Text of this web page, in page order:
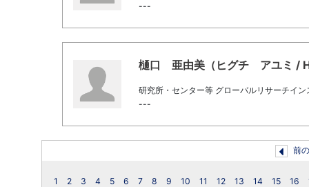
---
樋口 亜由美（ヒグチ アユミ /
研究所・センター等 グローバルリサーチイ
---
前
1 2 3 4 5 6 7 8 9 10 11 12 13 14 15 16